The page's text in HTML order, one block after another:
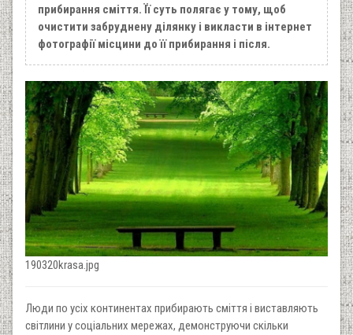
прибирання сміття. Її суть полягає у тому, щоб
очистити забруднену ділянку і викласти в інтернет
фотографії місцини до її прибирання і після.
190320krasa.jpg
Люди по усіх континентах прибирають сміття і виставляють
світлини у соціальних мережах, демонструючи скільки